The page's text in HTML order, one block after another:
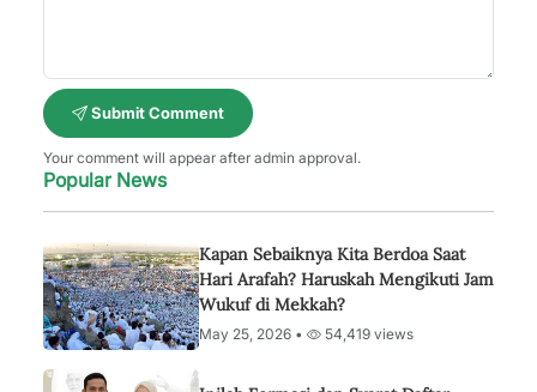
Submit Comment
Your comment will appear after admin approval.
Popular News
Kapan Sebaiknya Kita Berdoa Saat
Hari Arafah? Haruskah Mengikuti Jam
Wukuf di Mekkah?
May 25, 2026 • 54,419 views